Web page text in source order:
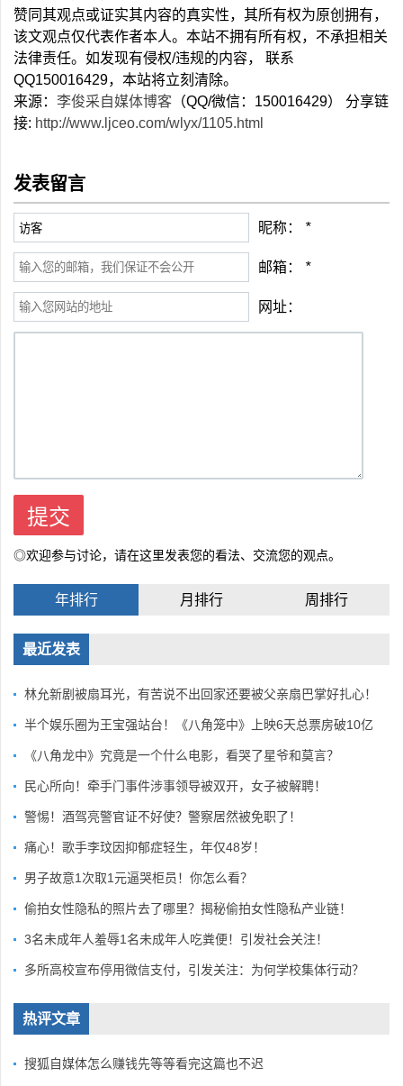
赞同其观点或证实其内容的真实性，其所有权为原创拥有，
该文观点仅代表作者本人。本站不拥有所有权，不承担相关
法律责任。如发现有侵权/违规的内容， 联系
QQ150016429，本站将立刻清除。
来源： 李俊采自媒体博客 （QQ/微信：150016429） 分享链
接: http://www.ljceo.com/wlyx/1105.html
发表留言
昵称： *
邮箱： *
网址：
◎欢迎参与讨论，请在这里发表您的看法、交流您的观点。
年排行 月排行 周排行
最近发表
林允新剧被扇耳光，有苦说不出回家还要被父亲扇巴掌好扎心！
半个娱乐圈为王宝强站台！《八角笼中》上映6天总票房破10亿
《八角龙中》究竟是一个什么电影，看哭了星爷和莫言？
民心所向！牵手门事件涉事领导被双开，女子被解聘！
警惕！酒驾亮警官证不好使？警察居然被免职了！
痛心！歌手李玟因抑郁症轻生，年仅48岁！
男子故意1次取1元逼哭柜员！你怎么看？
偷拍女性隐私的照片去了哪里？揭秘偷拍女性隐私产业链！
3名未成年人羞辱1名未成年人吃粪便！引发社会关注！
多所高校宣布停用微信支付，引发关注：为何学校集体行动？
热评文章
搜狐自媒体怎么赚钱先等等看完这篇也不迟